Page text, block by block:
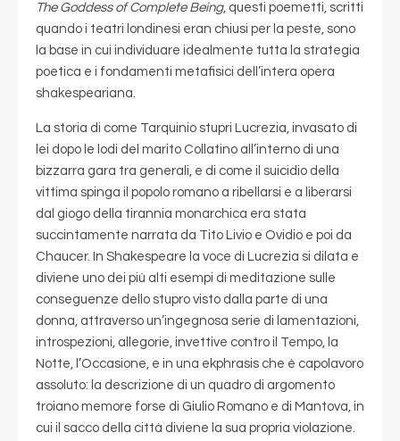
The Goddess of Complete Being, questi poemetti, scritti
quando i teatri londinesi eran chiusi per la peste, sono
la base in cui individuare idealmente tutta la strategia
poetica e i fondamenti metafisici dell’intera opera
shakespeariana.
La storia di come Tarquinio stupri Lucrezia, invasato di
lei dopo le lodi del marito Collatino all’interno di una
bizzarra gara tra generali, e di come il suicidio della
vittima spinga il popolo romano a ribellarsi e a liberarsi
dal giogo della tirannia monarchica era stata
succintamente narrata da Tito Livio e Ovidio e poi da
Chaucer. In Shakespeare la voce di Lucrezia si dilata e
diviene uno dei più alti esempi di meditazione sulle
conseguenze dello stupro visto dalla parte di una
donna, attraverso un’ingegnosa serie di lamentazioni,
introspezioni, allegorie, invettive contro il Tempo, la
Notte, l’Occasione, e in una ekphrasis che è capolavoro
assoluto: la descrizione di un quadro di argomento
troiano memore forse di Giulio Romano e di Mantova, in
cui il sacco della città diviene la sua propria violazione.